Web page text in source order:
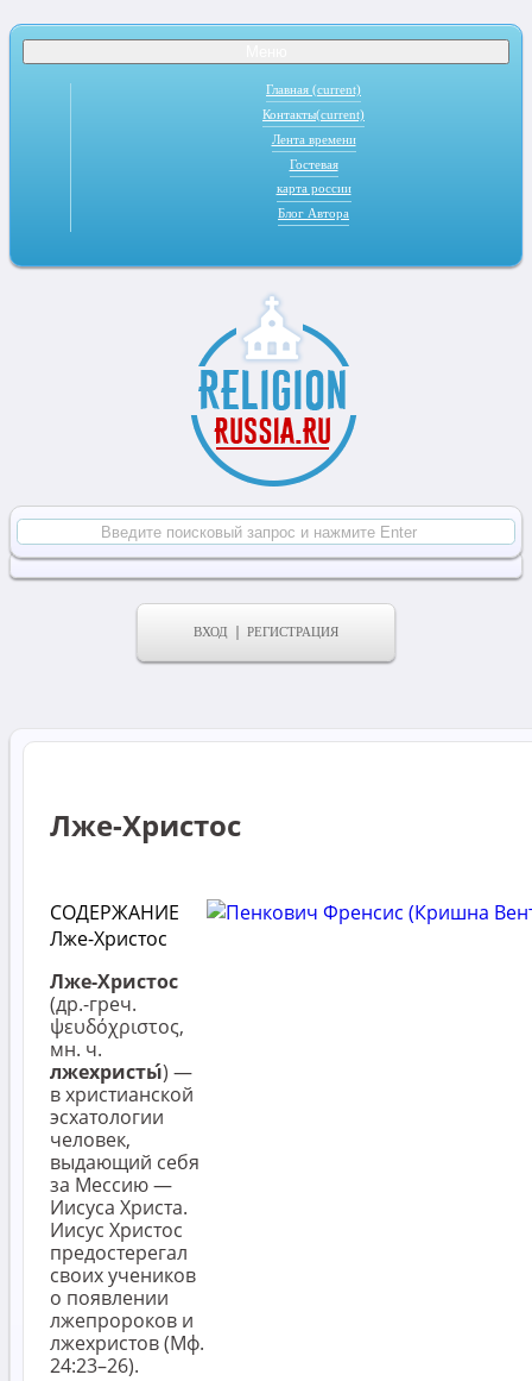
Главная (current)
Контакты(current)
Лента времени
Гостевая
карта россии
Блог Автора
ВХОД РЕГИСТРАЦИЯ
Лже-Христос
СОДЕРЖАНИЕ
Лже-Христос
Лже-Христос
(др.-греч.
ψευδόχριστος,
мн. ч.
лжехристы́) —
в христианской
эсхатологии
человек,
выдающий себя
за Мессию —
Иисуса Христа.
Иисус Христос
предостерегал
своих учеников
о появлении
лжепророков и
лжехристов (Мф.
24:23–26).